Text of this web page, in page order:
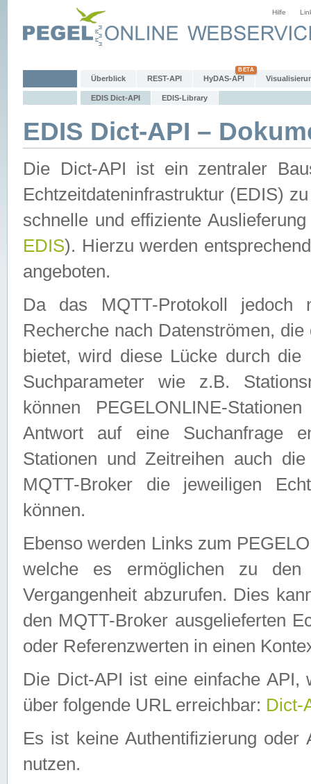
Hilfe
Überblick REST-API HyDAS-API
EDIS Dict-API EDIS-Library
EDIS Dict-API –
Die Dict-API ist ein zentraler
Echtzeitdateninfrastruktur (EDIS)
schnelle und effiziente
EDIS). Hierzu werden
angeboten.
Da das MQTT-Protokoll jedoch
Recherche nach Datenströmen,
bietet, wird diese Lücke durch die
Suchparameter wie z.B.
können PEGELONLINE-
Antwort auf eine Suchanfrage
Stationen und Zeitreihen auch
MQTT-Broker die jeweiligen
können.
Ebenso werden Links zum
welche es ermöglichen zu den
Vergangenheit abzurufen. Dies
den MQTT-Broker ausgelieferten
oder Referenzwerten in einen
Die Dict-API ist eine einfache API,
über folgende URL erreichbar: Dict-
Es ist keine Authentifizierung
nutzen.